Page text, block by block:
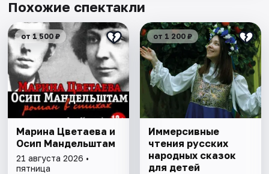
Похожие спектакли
от 1 500 ₽
Марина Цветаева и
Осип Мандельштам
21 августа 2026 •
пятница
от 1 200 ₽
Иммерсивные
чтения русских
народных сказок
для детей